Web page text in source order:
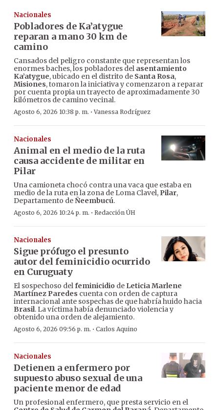
Nacionales
Pobladores de Ka’atygue
reparan a mano 30 km de
camino
Cansados del peligro constante que representan los
enormes baches, los pobladores del asentamiento
Ka’atygue, ubicado en el distrito de Santa Rosa,
Misiones, tomaron la iniciativa y comenzaron a reparar
por cuenta propia un trayecto de aproximadamente 30
kilómetros de camino vecinal.
Agosto 6, 2026 10:38 p. m. ·Vanessa Rodríguez
Nacionales
Animal en el medio de la ruta
causa accidente de militar en
Pilar
Una camioneta chocó contra una vaca que estaba en
medio de la ruta en la zona de Loma Clavel, Pilar,
Departamento deÑeembucú.
Agosto 6, 2026 10:24 p. m. · Redacción ÚH
Nacionales
Sigue prófugo el presunto
autor del feminicidio ocurrido
en Curuguaty
El sospechoso delfeminicidio de Leticia Marlene
Martínez Paredes cuenta con orden de captura
internacional ante sospechas de que habría huido hacia
Brasil. La víctima había denunciado violencia y
obtenido una orden de alejamiento.
Agosto 6, 2026 09:56 p. m. · Carlos Aquino
Nacionales
Detienen a enfermero por
supuesto abuso sexual de una
paciente menor de edad
Un profesional enfermero, que presta servicio en el